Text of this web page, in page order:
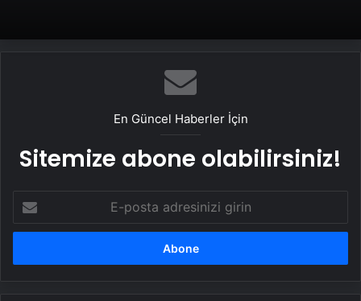
En Güncel Haberler İçin
Sitemize abone olabilirsiniz!
posta
adresinizi